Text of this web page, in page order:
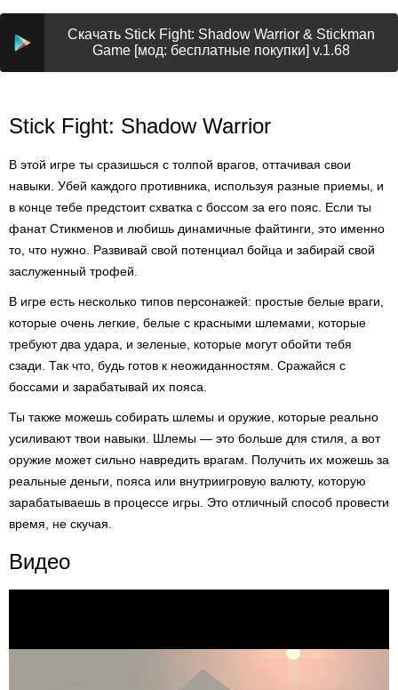
Скачать Stick Fight: Shadow Warrior & Stickman
Game [мод: бесплатные покупки] v.1.68
Stick Fight: Shadow Warrior
В этой игре ты сразишься с толпой врагов, оттачивая свои
навыки. Убей каждого противника, используя разные приемы, и
в конце тебе предстоит схватка с боссом за его пояс. Если ты
фанат Стикменов и любишь динамичные файтинги, это именно
то, что нужно. Развивай свой потенциал бойца и забирай свой
заслуженный трофей.
В игре есть несколько типов персонажей: простые белые враги,
которые очень легкие, белые с красными шлемами, которые
требуют два удара, и зеленые, которые могут обойти тебя
сзади. Так что, будь готов к неожиданностям. Сражайся с
боссами и зарабатывай их пояса.
Ты также можешь собирать шлемы и оружие, которые реально
усиливают твои навыки. Шлемы — это больше для стиля, а вот
оружие может сильно навредить врагам. Получить их можешь за
реальные деньги, пояса или внутриигровую валюту, которую
зарабатываешь в процессе игры. Это отличный способ провести
время, не скучая.
Видео